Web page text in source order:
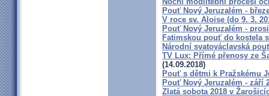
Pouť Nový Jeruzalém -
V roce sv. Aloise (do 9. 3.
Pouť Nový Jeruzalém -
Fatimskou pouť do kostela
Národní svatováclavská
TV Lux: Přímé přenosy ze
(14.09.2018)
Pouť s dětmi k Pražskému
Pouť Nový Jeruzalém - září
Zlatá sobota 2018 v